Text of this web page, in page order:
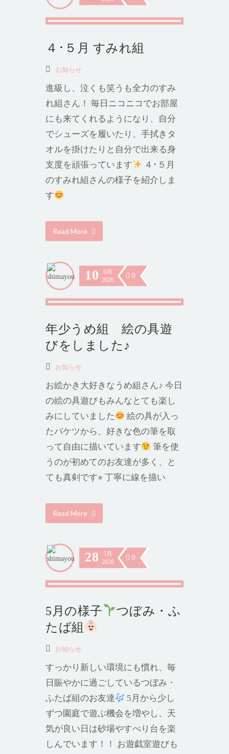
４･５月 すみれ組
お知らせ
進級し、泣くも笑うも全力のすみ
れ組さん！ 毎日ニコニコでお部屋
にも来てくれるようになり、自分
でシューズを履いたり、手拭きタ
オルを掛けたりと自分で出来る身
支度を頑張っています
４･５月
のすみれ組さんの様子を紹介しま
す
Read More
10
6月
2026
0
年少うめ組 絵の具遊
びをしました♪
お知らせ
お絵かき大好きなうめ組さん♪ 今日
の絵の具遊びもみんなとても楽し
みにしていました
絵の具が入っ
たバケツから、好きな色の筆を取
って自由に描いています
筆を使
うのが初めてのお友達が多く、と
ても真剣です⭐︎ 丁寧に線を描い
Read More
28
5月
2026
0
5月の様子
つぼみ・ふ
たば組
お知らせ
すっかり新しい環境にも慣れ、毎
日賑やかに過ごしているつぼみ・
ふたば組のお友達
5月から少し
ずつ園庭で遊ぶ機会を増やし、天
気が良い日は砂場やすべり台を楽
しんでいます！！ お遊戯室遊びも